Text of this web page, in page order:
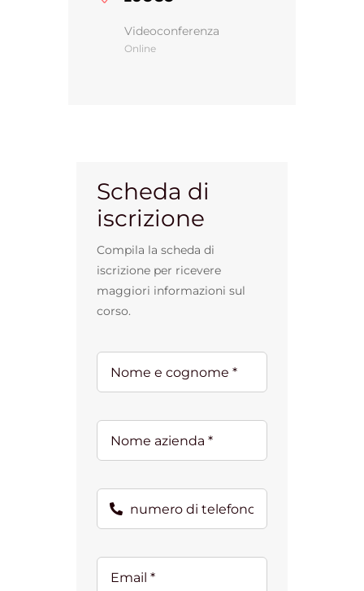
Gestione d’impresa
Videoconferenza
Online
Scheda di
iscrizione
Compila la scheda di
iscrizione per ricevere
maggiori informazioni sul
corso.